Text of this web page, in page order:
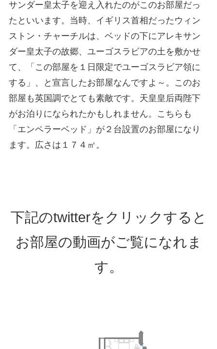
サンダー皇太子を迎え入れたのがこのお部屋だっ
たといいます。当時、イギリス首相だったウィン
ストン・チャーチルは、ベッドの下にアレキサン
ダー皇太子の故郷、ユーゴスラビアの土を敷かせ
て、「この部屋を１日限定でユーゴスラビア領に
する」、と宣言したお部屋なんですよ～。このお
部屋も英国調でとても素敵です。天皇皇后両陛下
がお泊りになられたかもしれません。こちらも
「エンペラーベッド」が２台設置のお部屋になり
ます。広さは１７４㎡。
下記のtwitterをクリックすると
お部屋の動画がご覧になれま
す。